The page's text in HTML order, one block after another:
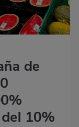
de
10%